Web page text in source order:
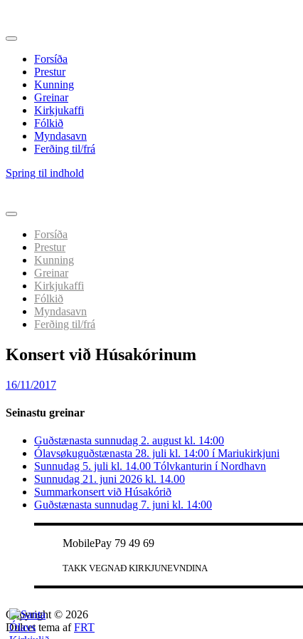
Forsíða
Prestur
Kunning
Greinar
Kirkjukaffi
Fólkið
Myndasavn
Ferðing til/frá
Spring til indhold
Forsíða
Prestur
Kunning
Greinar
Kirkjukaffi
Fólkið
Myndasavn
Ferðing til/frá
Konsert við Húsakórinum
16/11/2017
Seinastu greinar
Guðstænasta sunnudag 2. august kl. 14:00
Ólavsøkuguðstænasta 28. juli kl. 14:00 í Mariukirkjuni
Sunnudag 5. juli kl. 14.00 Tólvkanturin í Nordhavn
Sunnudag 21. juni 2026 kl. 14.00
Summarkonsert við Húsakórið
Guðstænasta sunnudag 7. juni kl. 14:00
MobilePay 79 49 69
TAKK VEGNAÐ KIRKJUNEVNDINA
Copyright © 2026
Dulcet tema afFRT